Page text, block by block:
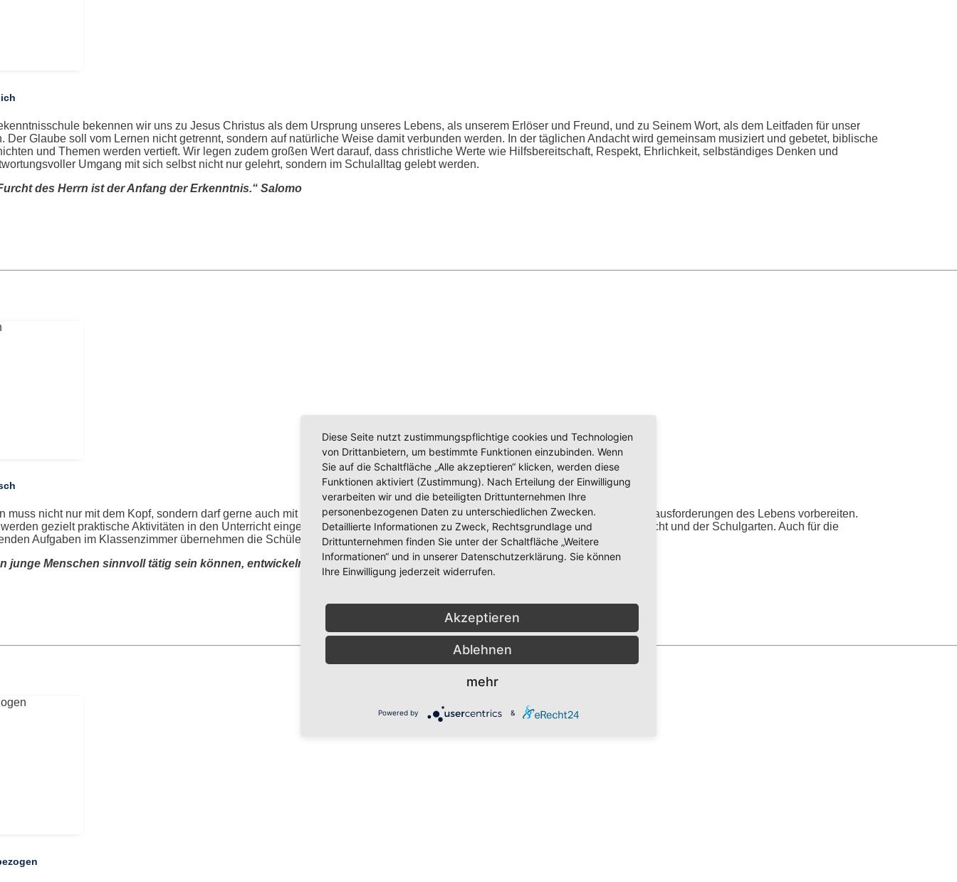
bekennen wir uns zu Jesus Christus als dem Ursprung unseres Lebens, als unserem Erlöser und Freund, und zu Seinem Wort, als dem Leitfaden für unser
Der Glaube soll vom Lernen nicht getrennt, sondern auf natürliche Weise damit verbunden werden. In der täglichen Andacht wird gemeinsam musiziert und gebetet, biblische
und Themen werden vertieft. Wir legen zudem großen Wert darauf, dass christliche Werte wie Hilfsbereitschaft, Respekt, Ehrlichkeit, selbständiges Denken und
Umgang mit sich selbst nicht nur gelehrt, sondern im Schulalltag gelebt werden.
des Herrn ist der Anfang der Erkenntnis.“ Salomo
muss nicht nur mit dem Kopf, sondern darf gerne auch mit der Hand geschehen. Es soll greifbar sein und auf die praktischen Herausforderungen des Lebens vorbereiten.
gezielt praktische Aktivitäten in den Unterricht eingebaut. Besondere Höhepunkte sind dabei der regelmäßige Kochunterricht und der Schulgarten. Auch für die
Aufgaben im Klassenzimmer übernehmen die Schülerinnen und Schüler selber Verantwortung.
junge Menschen sinnvoll tätig sein können, entwickeln sie sich am besten.“ Ellen White
Diese Seite nutzt zustimmungspflichtige cookies und Technologien
von Drittanbietern, um bestimmte Funktionen einzubinden. Wenn
Sie auf die Schaltfläche „Alle akzeptieren“ klicken, werden diese
Funktionen aktiviert (Zustimmung). Nach Erteilung der Einwilligung
verarbeiten wir und die beteiligten Drittunternehmen Ihre
personenbezogenen Daten zu unterschiedlichen Zwecken.
Detaillierte Informationen zu Zweck, Rechtsgrundlage und
Drittunternehmen finden Sie unter der Schaltfläche „Weitere
Informationen“ und in unserer Datenschutzerklärung. Sie können
Ihre Einwilligung jederzeit widerrufen.
Akzeptieren
Ablehnen
mehr
Powered by &